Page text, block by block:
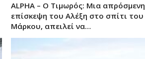
ALPHA – Ο Τιμωρός: Μια απρόσμενη
επίσκεψη του Αλέξη στο σπίτι του
Μάρκου, απειλεί να…